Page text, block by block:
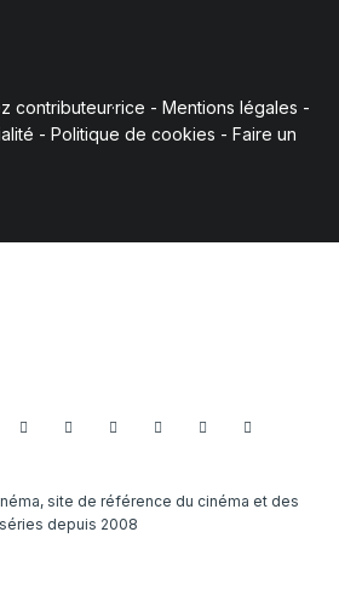
contributeur·rice - Mentions légales -
- Politique de cookies - Faire un
site de référence du cinéma et des
séries depuis 2008